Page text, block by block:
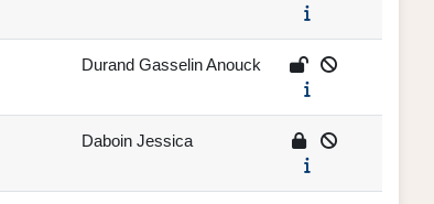
Durand Gasselin Anouck
Daboin Jessica